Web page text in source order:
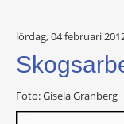
lördag, 04 februari
Foto: Gisela Granberg